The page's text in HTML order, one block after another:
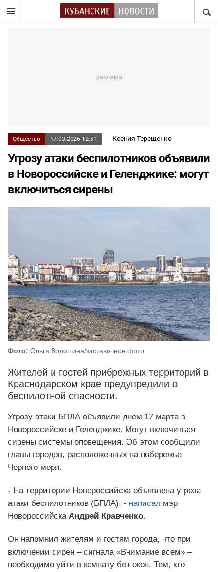
Общество 17.03.2026 12:51 Ксения Терещенко
Угрозу атаки беспилотников объявили
в Новороссийске и Геленджике: могут
включиться сирены
Фото: Ольга Волошина/заставочное фото
Жителей и гостей прибрежных территорий в
Краснодарском крае предупредили о
беспилотной опасности.
Угрозу атаки БПЛА объявили днем 17 марта в
Новороссийске и Геленджике. Могут включиться
сирены системы оповещения. Об этом сообщили
главы городов, расположенных на побережье
Черного моря.
- На территории Новороссийска объявлена угроза
атаки беспилотников (БПЛА), - написал мэр
Новороссийска Андрей Кравченко.
Он напомнил жителям и гостям города, что при
включении сирен – сигнала «Внимание всем» –
необходимо уйти в комнату без окон. Тем, кто